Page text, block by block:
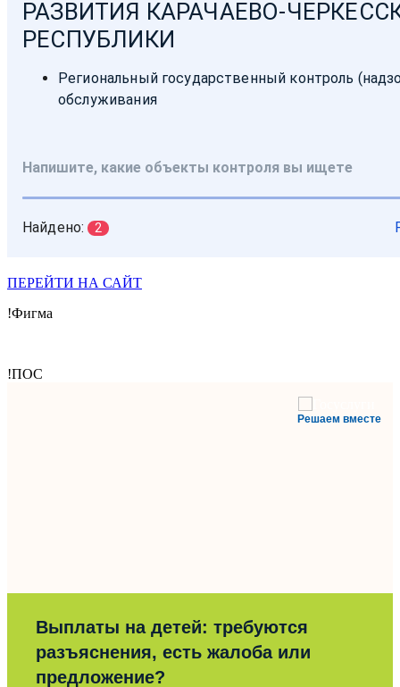
ПЕРЕЙТИ НА САЙТ
!Фигма
!ПОС
Решаем вместе
Выплаты на детей: требуются
разъяснения, есть жалоба или
предложение?